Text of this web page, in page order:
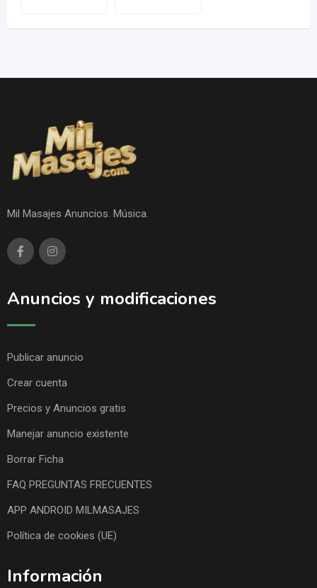
Mil Masajes Anuncios. Música.
Anuncios y modificaciones
Publicar anuncio
Crear cuenta
Precios y Anuncios gratis
Manejar anuncio existente
Borrar Ficha
FAQ PREGUNTAS FRECUENTES
APP ANDROID MILMASAJES
Política de cookies (UE)
Información